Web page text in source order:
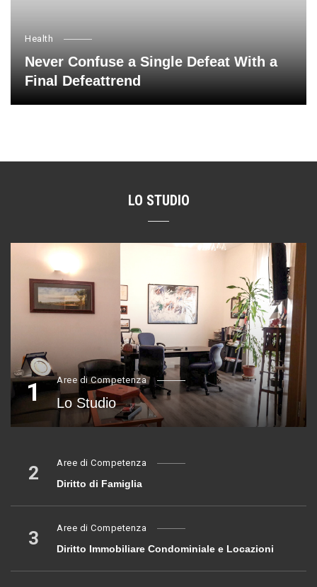
Health
Never Confuse a Single Defeat With a
Final Defeattrend
LO STUDIO
1 Aree di Competenza
Lo Studio
2 Aree di Competenza
Diritto di Famiglia
3 Aree di Competenza
Diritto Immobiliare Condominiale e Locazioni